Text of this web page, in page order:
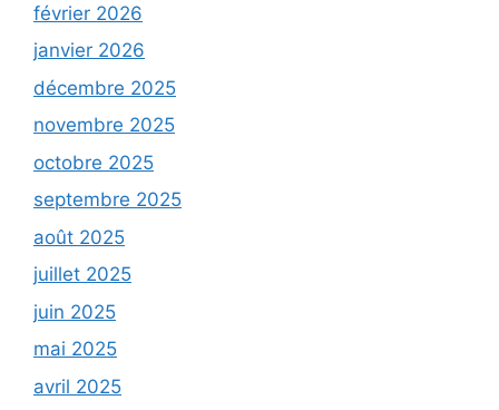
février 2026
janvier 2026
décembre 2025
novembre 2025
octobre 2025
septembre 2025
août 2025
juillet 2025
juin 2025
mai 2025
avril 2025